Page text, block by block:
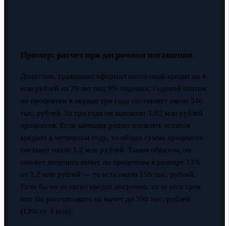
Пример: расчет при досрочном погашении
Допустим, гражданин оформил ипотечный кредит на 4
млн рублей на 20 лет под 9% годовых. Годовой платеж
по процентам в первые три года составляет около 340
тыс. рублей. За три года он выплатит 1,02 млн рублей
процентов. Если заемщик решит погасить остаток
кредита в четвертом году, то общая сумма процентов
составит около 1,2 млн рублей. Таким образом, он
сможет получить вычет по процентам в размере 13%
от 1,2 млн рублей — то есть около 156 тыс. рублей.
Если бы он не гасил кредит досрочно, то за весь срок
мог бы рассчитывать на вычет до 390 тыс. рублей
(13% от 3 млн).